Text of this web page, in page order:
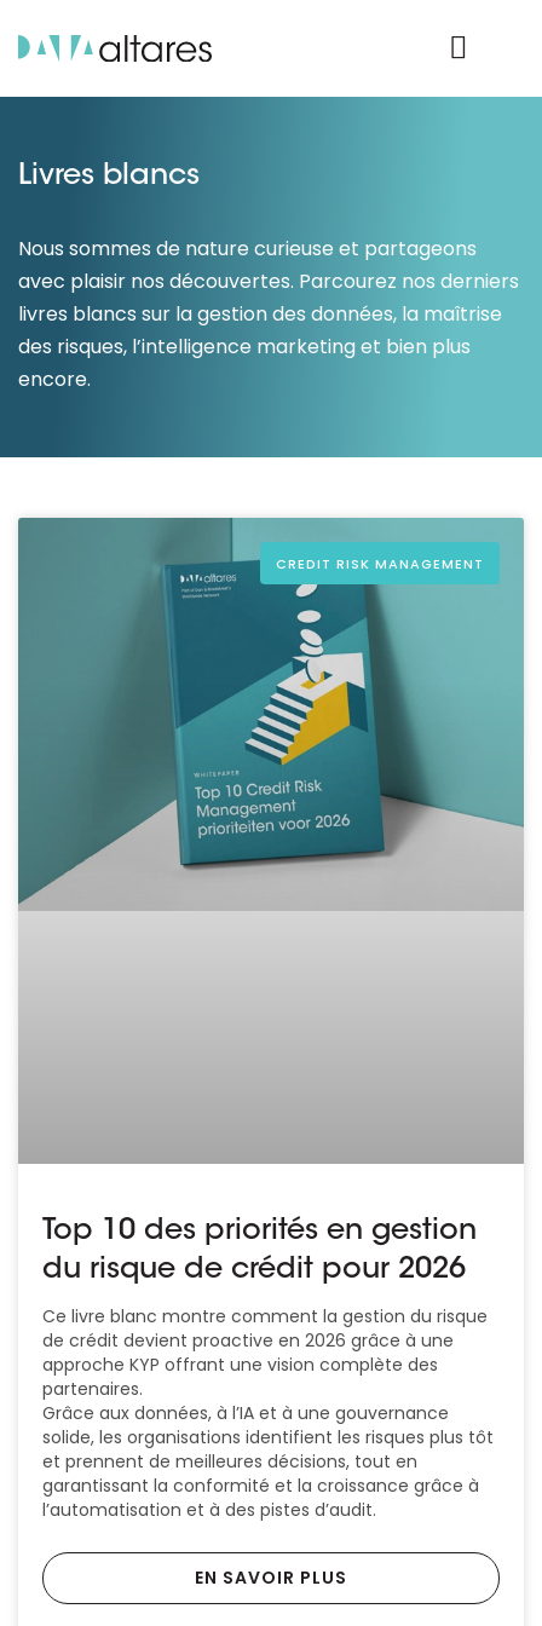
Livres blancs
Nous sommes de nature curieuse et partageons
avec plaisir nos découvertes. Parcourez nos derniers
livres blancs sur la gestion des données, la maîtrise
des risques, l’intelligence marketing et bien plus
encore.
CREDIT RISK MANAGEMENT
Top 10 des priorités en gestion
du risque de crédit pour 2026
Ce livre blanc montre comment la gestion du risque
de crédit devient proactive en 2026 grâce à une
approche KYP offrant une vision complète des
partenaires.
Grâce aux données, à l’IA et à une gouvernance
solide, les organisations identifient les risques plus tôt
et prennent de meilleures décisions, tout en
garantissant la conformité et la croissance grâce à
l’automatisation et à des pistes d’audit.
EN SAVOIR PLUS